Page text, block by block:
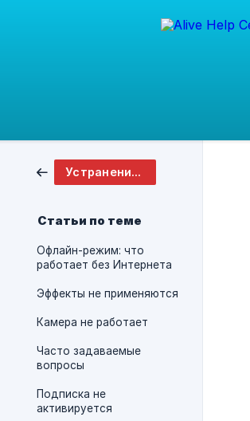
Устранение неполадок и часто задаваемые вопросы
Статьи по теме
Офлайн-режим: что
работает без Интернета
Эффекты не применяются
Камера не работает
Часто задаваемые
вопросы
Подписка не
активируется